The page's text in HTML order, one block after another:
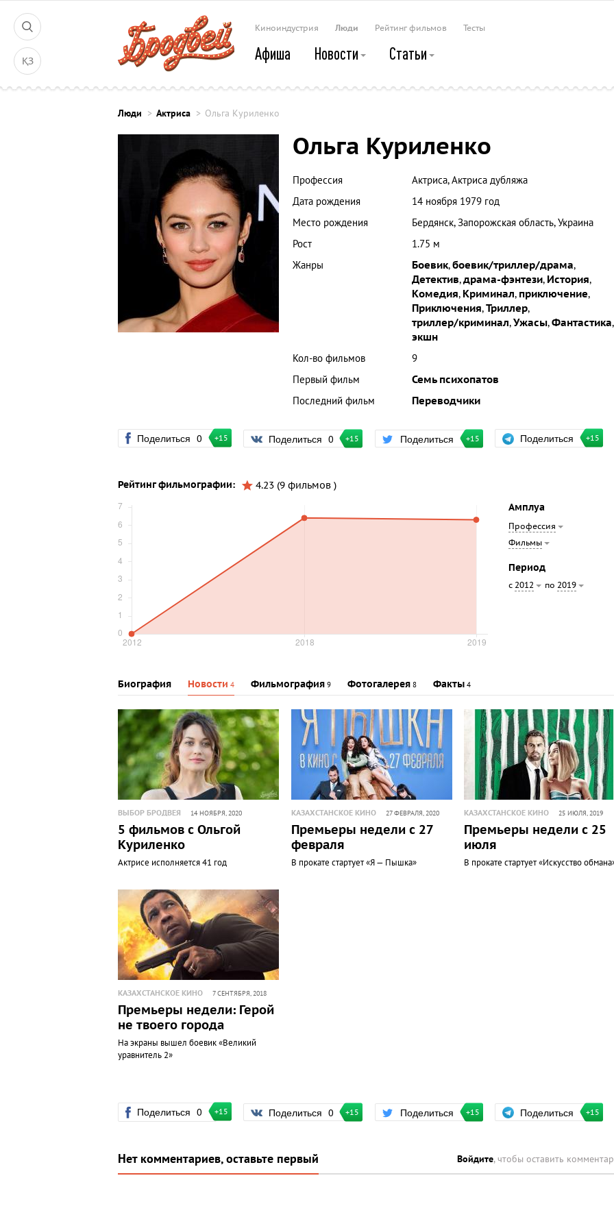
ҚЗ
Киноиндустрия Люди Рейтинг фильмов Тесты
Афиша Новости Статьи
Люди Актриса Ольга Куриленко
Ольга Куриленко
Профессия
Актриса, Актриса дубляжа
Дата рождения
14 ноября 1979 год
Место рождения
Бердянск, Запорожская область, Украина
Рост
1.75 м
Жанры
Боевик,боевик/триллер/драма,
Детектив,драма-фэнтези, История,
Комедия, Криминал, приключение,
Приключения,Триллер,
триллер/криминал,Ужасы,Фантастика,
экшн
Кол-во фильмов
9
Первый фильм
Семь психопатов
Последний фильм
Переводчики
Поделиться 0 +15 Поделиться 0 +15 Поделиться +15 Поделиться +15
Рейтинг фильмографии:
4.23 (9 фильмов )
Амплуа
Профессия
Фильмы
Период
с 2012 по 2019
Биография Новости 4 Фильмография 9 Фотогалерея 8 Факты 4
ВЫБОР БРОДВЕЯ 14 НОЯБРЯ, 2020
5 фильмов с Ольгой
Куриленко
Актрисе исполняется 41 год
КАЗАХСТАНСКОЕ КИНО 7 СЕНТЯБРЯ, 2018
Премьеры недели: Герой
не твоего города
На экраны вышел боевик «Великий
уравнитель 2»
КАЗАХСТАНСКОЕ КИНО 27 ФЕВРАЛЯ, 2020
Премьеры недели с 27
февраля
В прокате стартует «Я — Пышка»
КАЗАХСТАНСКОЕ КИНО 25 ИЮЛЯ, 2019
Премьеры недели с 25
июля
В прокате стартует «Искусство
Поделиться 0 +15 Поделиться 0 +15 Поделиться +15 Поделиться +15
Нет комментариев, оставьте первый Войдите, чтобы оставить